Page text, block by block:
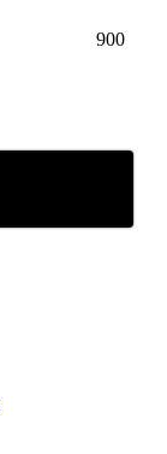
900